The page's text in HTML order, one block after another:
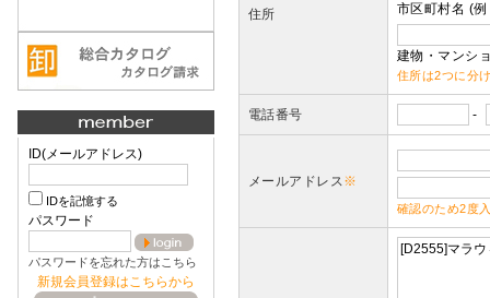
ID(メールアドレス)
IDを記憶する
パスワード
パスワードを忘れた方はこちら
新規会員登録はこちらから
住所 市区町村名 (
建物・マンシ
住所は2つに分
電話番号 -
メールアドレス※
確認のため2度